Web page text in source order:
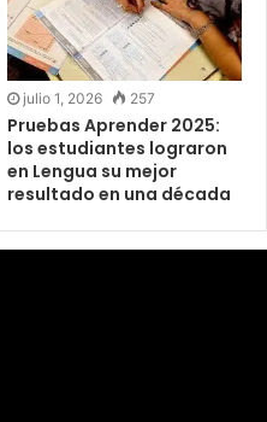
julio 1, 2026 257
Pruebas Aprender 2025:
los estudiantes lograron
en Lengua su mejor
resultado en una década